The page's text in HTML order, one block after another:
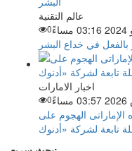
عالم التقنية
0
في خداع البشر
اخبار الامارات
0
الإماراتى الهجوم على